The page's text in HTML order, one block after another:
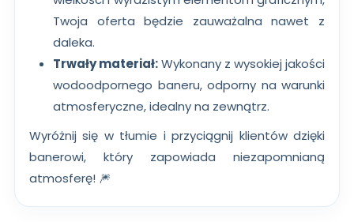
Twoja oferta będzie zauważalna nawet z
daleka.
Trwały materiał:Wykonany z wysokiej jakości
wodoodpornego baneru, odporny na warunki
atmosferyczne, idealny na zewnątrz.
Wyróżnij się w tłumie i przyciągnij klientów dzięki
banerowi, który zapowiada niezapomnianą
atmosferę! 🎆